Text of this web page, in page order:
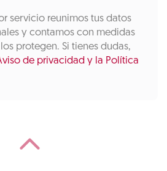
servicio reunimos tus datos
y contamos con medidas
protegen. Si tienes dudas,
de privacidad y la Política